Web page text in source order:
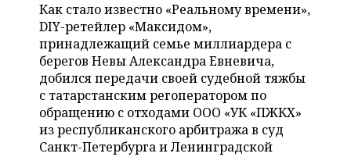
ОТКРЫТАЯ ЛЕКЦИЯ
БАСКЕТБОЛ
ВОЛЕЙБОЛ
КИБЕРСПОРТ
ФИГУРНОЕ КАТАНИЕ
ИНФРАСТРУКТУРА
ИСТОРИЯ
КУЛЬТУРА
МЕДИЦИНА
СПРАВОЧНИК
СПИСОК ПЕРСОН
СПИСОК КОМПАНИЙ
ПОЛНАЯ ВЕРСИЯ
Как стало известно «Реальному времени»,
DIY-ретейлер «Максидом»,
принадлежащий семье миллиардера с
берегов Невы Александра Евневича,
добился передачи своей судебной тяжбы
с татарстанским регоператором по
обращению с отходами ООО «УК «ПЖКХ»
из республиканского арбитража в суд
Санкт-Петербурга и Ленинградской